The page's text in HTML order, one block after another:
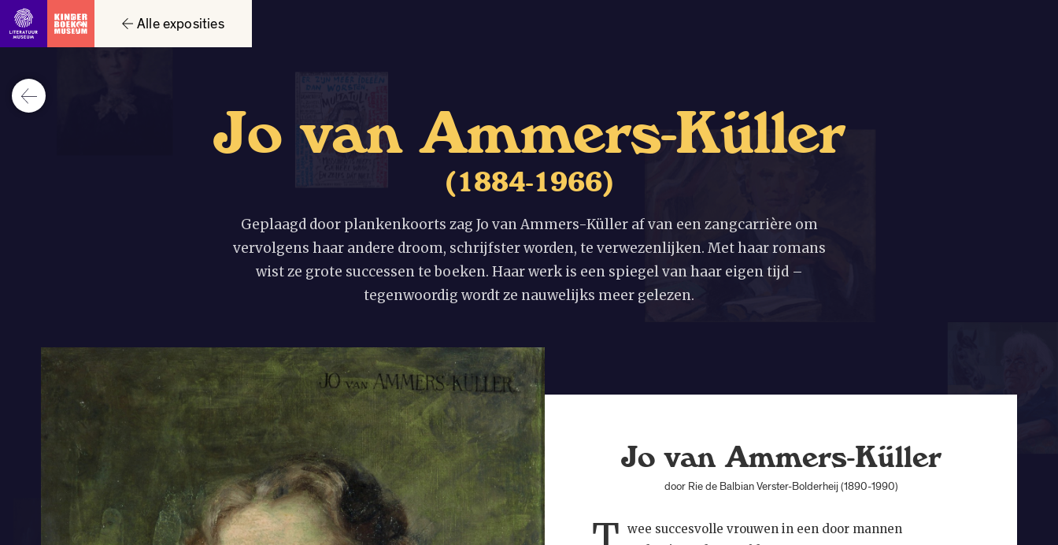
Alle exposities
Jo van Ammers-Küller
(1884-1966)
Geplaagd door plankenkoorts zag Jo van Ammers-Küller af van een zangcarrière om
vervolgens haar andere droom, schrijfster worden, te verwezenlijken. Met haar romans
wist ze grote successen te boeken. Haar werk is een spiegel van haar eigen tijd –
tegenwoordig wordt ze nauwelijks meer gelezen.
Jo van Ammers-Küller
door Rie de Balbian Verster-Bolderheij (1890-1990)
wee succesvolle vrouwen in een door mannen